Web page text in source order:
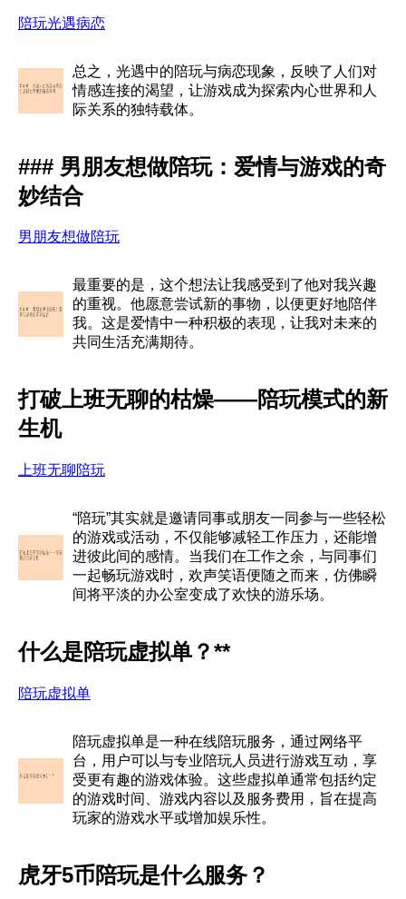
陪玩光遇病恋
总之，光遇中的陪玩与病恋现象，反映了人们对
情感连接的渴望，让游戏成为探索内心世界和人
际关系的独特载体。
### 男朋友想做陪玩：爱情与游戏的奇
妙结合
男朋友想做陪玩
最重要的是，这个想法让我感受到了他对我兴趣
的重视。他愿意尝试新的事物，以便更好地陪伴
我。这是爱情中一种积极的表现，让我对未来的
共同生活充满期待。
打破上班无聊的枯燥——陪玩模式的新
生机
上班无聊陪玩
“陪玩”其实就是邀请同事或朋友一同参与一些轻松
的游戏或活动，不仅能够减轻工作压力，还能增
进彼此间的感情。当我们在工作之余，与同事们
一起畅玩游戏时，欢声笑语便随之而来，仿佛瞬
间将平淡的办公室变成了欢快的游乐场。
什么是陪玩虚拟单？**
陪玩虚拟单
陪玩虚拟单是一种在线陪玩服务，通过网络平
台，用户可以与专业陪玩人员进行游戏互动，享
受更有趣的游戏体验。这些虚拟单通常包括约定
的游戏时间、游戏内容以及服务费用，旨在提高
玩家的游戏水平或增加娱乐性。
虎牙5币陪玩是什么服务？